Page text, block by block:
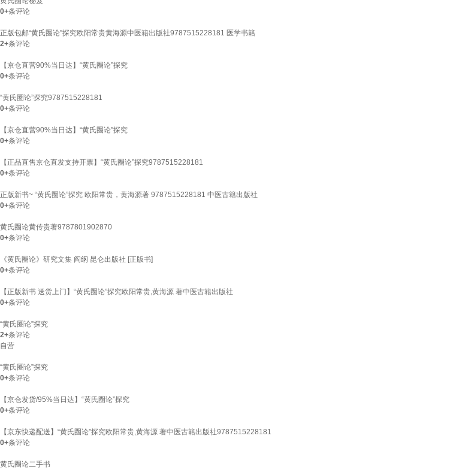
0+条评论
正版包邮“黄氏圈论”探究欧阳常贵黄海源中医籍出版社9787515228181 医学书籍
2+条评论
【京仓直营90%当日达】“黄氏圈论”探究
0+条评论
“黄氏圈论”探究9787515228181
0+条评论
【京仓直营90%当日达】“黄氏圈论”探究
0+条评论
【正品直售京仓直发支持开票】“黄氏圈论”探究9787515228181
0+条评论
正版新书~ “黄氏圈论”探究 欧阳常贵，黄海源著 9787515228181 中医古籍出版社
0+条评论
黄氏圈论黄传贵著9787801902870
0+条评论
《黄氏圈论》研究文集 阎纲 昆仑出版社 [正版书]
0+条评论
【正版新书 送货上门】“黄氏圈论”探究欧阳常贵,黄海源 著中医古籍出版社
0+条评论
“黄氏圈论”探究
2+条评论
自营
“黄氏圈论”探究
0+条评论
【京仓发货/95%当日达】“黄氏圈论”探究
0+条评论
【京东快递配送】“黄氏圈论”探究欧阳常贵,黄海源 著中医古籍出版社9787515228181
0+条评论
黄氏圈论二手书